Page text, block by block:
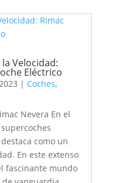
Velocidad:
Eléctrico
| Coches,
Nevera En el
como un
En este extenso
fascinante mundo